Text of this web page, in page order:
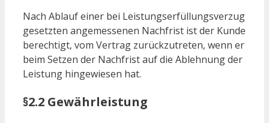
Nach Ablauf einer bei Leistungserfüllungsverzug
gesetzten angemessenen Nachfrist ist der Kunde
berechtigt, vom Vertrag zurückzutreten, wenn er
beim Setzen der Nachfrist auf die Ablehnung der
Leistung hingewiesen hat.
§2.2 Gewährleistung